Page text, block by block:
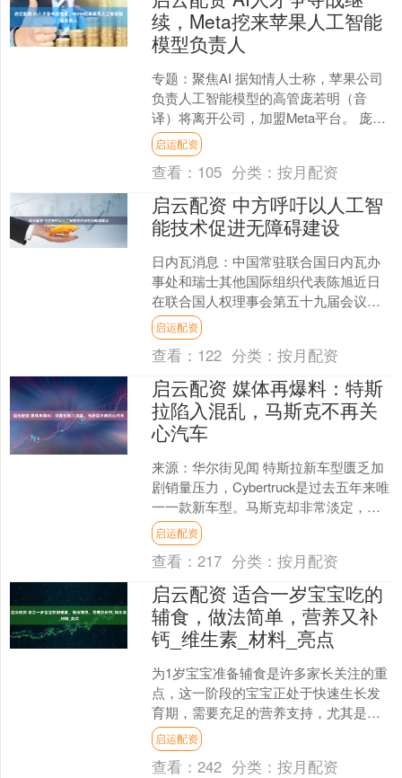
续，Meta挖来苹果人工智能
模型负责人
专题：聚焦AI 据知情人士称，苹果公司
负责人工智能模型的高管庞若明（音
译）将离开公司，加盟Meta平台。 庞若
明是苹果基础模型团队的经理，他将加
入Meta新成立....
启运配资
查看： 105 分类：按月配资
启云配资 中方呼吁以人工智
能技术促进无障碍建设
日内瓦消息：中国常驻联合国日内瓦办
事处和瑞士其他国际组织代表陈旭近日
在联合国人权理事会第五十九届会议技
术援助主题年度研讨会代表70余国作“人
工智能促进无障碍建设....
启运配资
查看： 122 分类：按月配资
启云配资 媒体再爆料：特斯
拉陷入混乱，马斯克不再关
心汽车
来源：华尔街见闻 特斯拉新车型匮乏加
剧销量压力，Cybertruck是过去五年来唯
一一款新车型。马斯克却非常淡定，对
投资者表示要“仰望山上闪闪发光的城
堡”，将战....
启运配资
查看：217 分类：按月配资
启云配资 适合一岁宝宝吃的
辅食，做法简单，营养又补
钙_维生素_材料_亮点
为1岁宝宝准备辅食是许多家长关注的重
点，这一阶段的宝宝正处于快速生长发
育期，需要充足的营养支持，尤其是钙
质的补充对骨骼和牙齿的发育至关重
要。以下是一些适合1岁宝....
启运配资
查看：242 分类：按月配资